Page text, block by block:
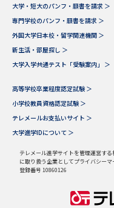
大学・短大のパンフ・願書を請求 ＞
専門学校のパンフ・願書を請求 ＞
外国大学日本校・留学関連機関 ＞
新生活・部屋探し ＞
大学入学共通テスト「受験案内」 ＞
高等学校卒業程度認定試験 ＞
小学校教員資格認定試験 ＞
テレメールお支払いサイト ＞
大学進学IDについて ＞
テレメール進学サイトを管理運営す
に取り扱う企業としてプライバシーマ
登録番号 10860126